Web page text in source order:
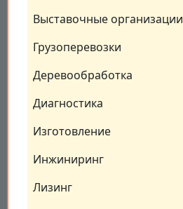
Выставочные организации
Грузоперевозки
Деревообработка
Диагностика
Изготовление
Инжиниринг
Лизинг